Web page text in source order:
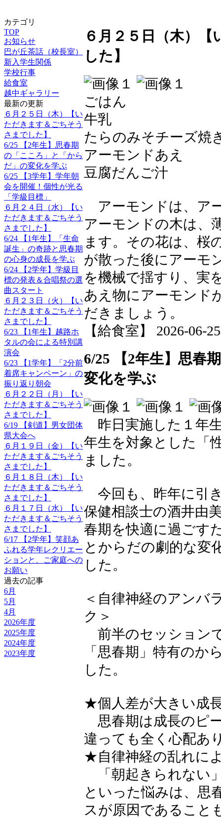
カテゴリ
TOP
お知らせ
巴が丘茶話（校長室）
新入学生関係
学校行事
給食室
越中ギャラリー
最新の更新
６月２５日（木）【い
ただきます＆ごちそう
さまでした】
6/25 【2年生】思春期
の「こころ」と「から
だ」の変化を学ぶ
6/25 【3学年】学年朝
会を開催！個性が光る
「学級目標」
６月２４日（水）【い
ただきます＆ごちそう
さまでした】
6/24 【1年生】「生命
誕生」の奇跡と思春期
の心身の成長を学ぶ
6/24 【2学年】学級目
標の発表＆合唱祭の選
曲スタート
６月２３日（火）【い
ただきます＆ごちそう
さまでした】
6/23 【1年生】越路ホ
タルの会による特別講
演会
6/23 【1学年】「2分前
着席キャンペーン」の
振り返り朝会
６月２２日（月）【い
ただきます＆ごちそう
さまでした】
6/19 【剣道】男女団体
県大会へ
６月１９日（金）【い
ただきます＆ごちそう
さまでした】
６月１８日（木）【い
ただきます＆ごちそう
さまでした】
６月１７日（水）【い
ただきます＆ごちそう
さまでした】
6/17 【2学年】笑顔あ
ふれる学年レクリエー
ションと、ご家庭への
お願い
過去の記事
6月
5月
4月
2026年度
2025年度
2024年度
2023年度
６月２５日（木）
した】
ごはん
牛乳
たらのみそチーズ焼
アーモンドあえ
豆腐だんご汁
アーモンドは、ア
アーモンドの木は、
ます。その花は、桜
が散った後にアーモ
を機械で揺すり、実
あえ物にアーモンド
だきましょう。
【給食室】 2026-06-
6/25 【2年生】思春
変化を学ぶ
昨日実施した１年
年生を対象とした「
ました。
今回も、昨年に引
保健相談士の酒井由
春期を快適に過ごす
とからだの劇的な変
した。
＜自律神経のアンバ
ク＞
前半のセッション
「思春期」特有の
した。
★個人差が大きい成
思春期は成長のピ
違っても全く心配あ
★自律神経の乱れに
「朝起きられない
といった悩みは、思
スが原因であること